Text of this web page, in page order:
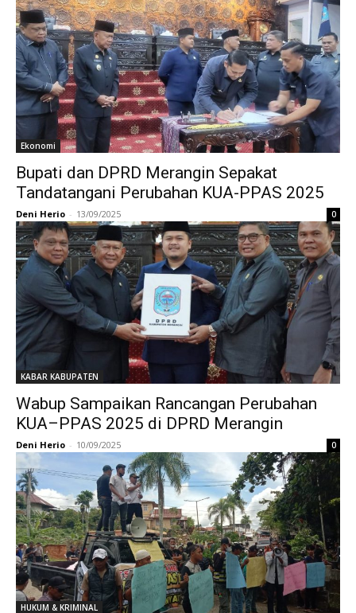
Ekonomi
Bupati dan DPRD Merangin Sepakat
Tandatangani Perubahan KUA-PPAS 2025
Deni Herio - 13/09/2025 0
KABAR KABUPATEN
Wabup Sampaikan Rancangan Perubahan
KUA–PPAS 2025 di DPRD Merangin
Deni Herio - 10/09/2025 0
HUKUM & KRIMINAL